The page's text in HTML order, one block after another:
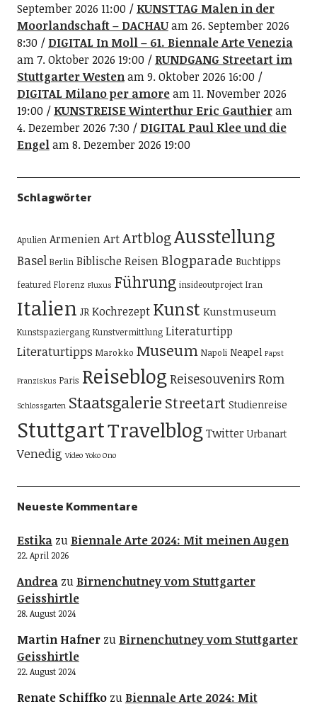
September 2026 11:00
KUNSTTAG Malen in der
Moorlandschaft – DACHAUam 26. September 2026
8:30
DIGITAL In Moll – 61. Biennale Arte Venezia
am 7. Oktober 2026 19:00
RUNDGANG Streetart im
Stuttgarter Westenam 9. Oktober 2026 16:00
DIGITAL Milano per amoream 11. November 2026
19:00
KUNSTREISE Winterthur Eric Gauthieram
4. Dezember 2026 7:30
DIGITAL Paul Klee und die
Engelam 8. Dezember 2026 19:00
Schlagwörter
Apulien ArmenienArtArtblogAusstellung
Basel Berlin Biblische ReisenBlogparade Buchtipps
featured Florenz Fluxus Führung insideoutproject Iran
Italien JR Kochrezept Kunst Kunstmuseum
Kunstspaziergang Kunstvermittlung Literaturtipp
Literaturtipps Marokko Museum Napoli Neapel Papst
Franziskus Paris Reiseblog ReisesouvenirsRom
Schlossgarten Staatsgalerie Streetart Studienreise
StuttgartTravelblog Twitter Urbanart
Venedig Video Yoko Ono
Neueste Kommentare
Estikazu Biennale Arte 2024: Mit meinen Augen
22. April 2026
Andreazu Birnenchutney vom Stuttgarter
Geisshirtle
28. August 2024
Martin Hafnerzu Birnenchutney vom Stuttgarter
Geisshirtle
22. August 2024
Renate Schiffkozu Biennale Arte 2024: Mit